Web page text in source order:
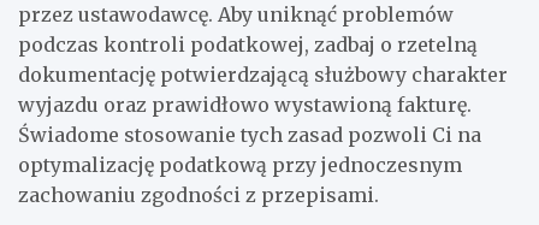
przez ustawodawcę. Aby uniknąć problemów
podczas kontroli podatkowej, zadbaj o rzetelną
dokumentację potwierdzającą służbowy charakter
wyjazdu oraz prawidłowo wystawioną fakturę.
Świadome stosowanie tych zasad pozwoli Ci na
optymalizację podatkową przy jednoczesnym
zachowaniu zgodności z przepisami.